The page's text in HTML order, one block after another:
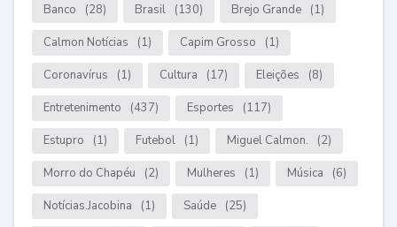
Banco (28) Brasil (130) Brejo Grande (1)
Calmon Notícias (1) Capim Grosso (1)
Coronavírus (1) Cultura (17) Eleições (8)
Entretenimento (437) Esportes (117)
Estupro (1) Futebol (1) Miguel Calmon. (2)
Morro do Chapéu (2) Mulheres (1) Música (6)
Notícias.Jacobina (1) Saúde (25)